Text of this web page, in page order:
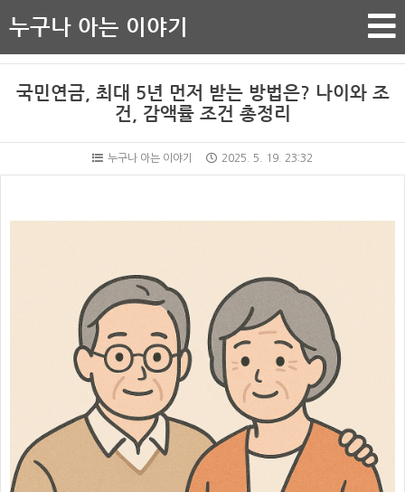
누구나 아는 이야기
국민연금, 최대 5년 먼저 받는 방법은? 나이와 조
건, 감액률 조건 총정리
누구나 아는 이야기 2025. 5. 19. 23:32